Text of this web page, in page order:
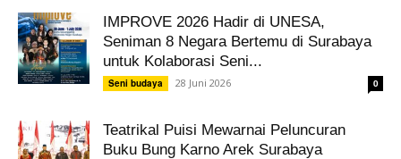
IMPROVE 2026 Hadir di UNESA,
Seniman 8 Negara Bertemu di Surabaya
untuk Kolaborasi Seni...
Seni budaya 28 Juni 2026 0
Teatrikal Puisi Mewarnai Peluncuran
Buku Bung Karno Arek Surabaya